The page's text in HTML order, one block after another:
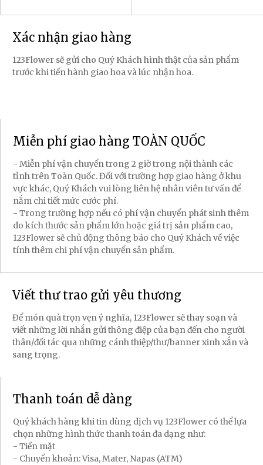
Xác nhận giao hàng
123Flower sẽ gửi cho Quý Khách hình thật của sản phẩm
trước khi tiến hành giao hoa và lúc nhận hoa.
Miễn phí giao hàng TOÀN QUỐC
- Miễn phí vận chuyển trong 2 giờ trong nội thành các
tỉnh trên Toàn Quốc. Đối với trường hợp giao hàng ở khu
vực khác, Quý Khách vui lòng liên hệ nhân viên tư vấn để
nắm chi tiết mức cước phí.
- Trong trường hợp nếu có phí vận chuyển phát sinh thêm
do kích thước sản phẩm lớn hoặc giá trị sản phẩm cao,
123Flower sẽ chủ động thông báo cho Quý Khách về việc
tính thêm chi phí vận chuyển sản phẩm.
Viết thư trao gửi yêu thương
Để món quà trọn vẹn ý nghĩa, 123Flower sẽ thay soạn và
viết những lời nhắn gửi thông điệp của bạn đến cho người
thân/đối tác qua những cánh thiệp/thư/banner xinh xắn và
sang trọng.
Thanh toán dễ dàng
Quý khách hàng khi tin dùng dịch vụ 123Flower có thể lựa
chọn những hình thức thanh toán đa dạng như:
- Tiền mặt
- Chuyển khoản: Visa, Mater, Napas (ATM)